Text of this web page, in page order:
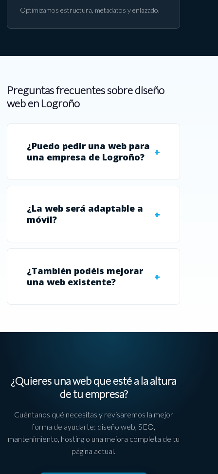
Optimizamos estructura, metadatos y enlazado.
Preguntas frecuentes sobre diseño
web en Logroño
¿Puedo pedir una web para
una empresa de Logroño?
¿La web será adaptable a
móvil?
¿También podéis mejorar
una web existente?
¿Quieres una web que esté a la altura
de tu empresa?
Cuéntanos qué necesitas y revisaremos la mejor
forma de ayudarte: diseño web, SEO,
mantenimiento, hosting o una mejora completa de tu
página actual.